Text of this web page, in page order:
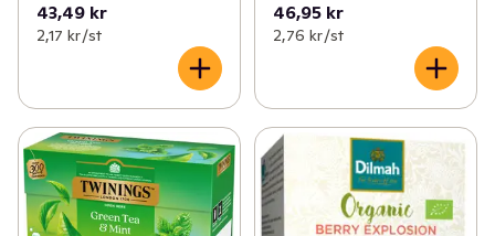
43,49 kr
2,17 kr /st
46,95 kr
2,76 kr /st